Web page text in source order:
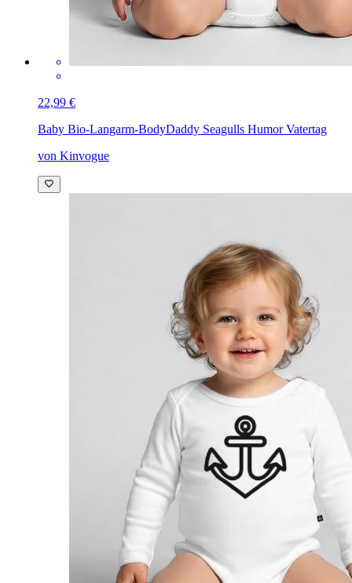
22,99 €
Baby Bio-Langarm-BodyDaddy Seagulls Humor Vatertag
von Kinvogue